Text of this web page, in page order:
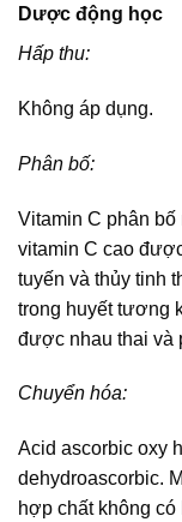
Dược động học
Hấp thu:
Không áp dụng.
Phân bố:
Vitamin C phân bố
vitamin C cao
tuyến và thủy tinh
trong huyết tương
được nhau thai và
Chuyển hóa:
Acid ascorbic oxy
dehydroascorbic.
hợp chất không